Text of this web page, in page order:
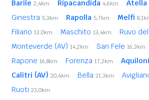
Barile 2,4km Ripacandida 4,6km Atella
Ginestra 5,3km Rapolla 5,7km Melfi
Filiano 13,0km Maschito 13,4km Ruvo
Monteverde (AV) 14,2km San Fele 16,3km
Rapone 16,8km Forenza 17,2km
Calitri (AV) 20,4km Bella 21,3km
Ruoti 23,0km